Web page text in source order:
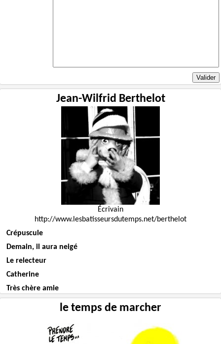
Jean-Wilfrid Berthelot
Écrivain
http://www.lesbatisseursdutemps.net/berthelot
Crépuscule
Demain, il aura neigé
Le relecteur
Catherine
Très chère amie
le temps de marcher